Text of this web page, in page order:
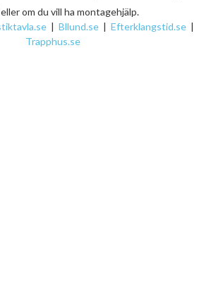
eller om du vill ha montagehjälp.
| Bllund.se | Efterklangstid.se |
Trapphus.se